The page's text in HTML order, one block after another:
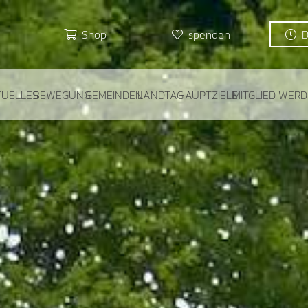
Shop spenden
BEWEGUNGGEMEINDENLANDTAGHAUPTZIELEMITGLIED